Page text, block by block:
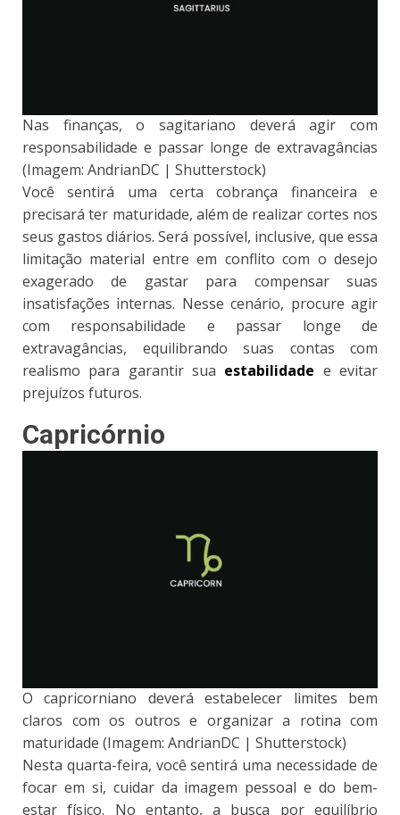
Nas finanças, o sagitariano deverá agir com
responsabilidade e passar longe de extravagâncias
(Imagem: AndrianDC | Shutterstock)
Você sentirá uma certa cobrança financeira e
precisará ter maturidade, além de realizar cortes nos
seus gastos diários. Será possível, inclusive, que essa
limitação material entre em conflito com o desejo
exagerado de gastar para compensar suas
insatisfações internas. Nesse cenário, procure agir
com responsabilidade e passar longe de
extravagâncias, equilibrando suas contas com
realismo para garantir sua estabilidade e evitar
prejuízos futuros.
Capricórnio
O capricorniano deverá estabelecer limites bem
claros com os outros e organizar a rotina com
maturidade (Imagem: AndrianDC | Shutterstock)
Nesta quarta-feira, você sentirá uma necessidade de
focar em si, cuidar da imagem pessoal e do bem-
estar físico. No entanto, a busca por equilíbrio